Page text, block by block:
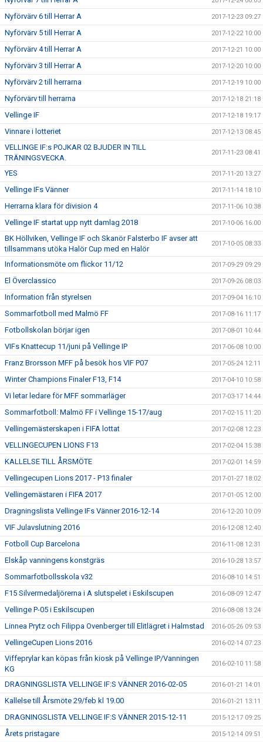
Nyförvärv 6 till Herrar A 2017-12-23 09:27
Nyförvärv 5 till Herrar A 2017-12-22 10:00
Nyförvärv 4 till Herrar A 2017-12-21 10:00
Nyförvärv 3 till Herrar A 2017-12-20 10:00
Nyförvärv 2 till herrarna 2017-12-19 10:00
Nyförvärv till herrarna 2017-12-18 21:18
Vellinge IF 2017-12-18 19:17
Vinnare i lotteriet 2017-12-13 08:45
VELLINGE IF:s POJKAR 02 BJUDER IN TILL
TRÄNINGSVECKA.
2017-11-23 08:41
YES 2017-11-20 13:27
Vellinge IFs Vänner 2017-11-14 18:10
Herrarna klara för division 4 2017-11-06 10:38
Vellinge IF startat upp nytt damlag 2018 2017-10-06 16:00
BK Höllviken, Vellinge IF och Skanör Falsterbo IF avser att
tillsammans utöka Halör Cup med en Halör
2017-10-05 08:33
Informationsmöte om flickor 11/12 2017-09-29 09:29
El Överclassico 2017-09-26 08:03
Information från styrelsen 2017-09-04 16:10
Sommarfotboll med Malmö FF 2017-08-16 11:17
Fotbollskolan börjar igen 2017-08-01 10:44
VIFs Knattecup 11/juni på Vellinge IP 2017-06-08 10:00
Franz Brorsson MFF på besök hos VIF P07 2017-05-24 12:11
Winter Champions Finaler F13, F14 2017-04-10 10:58
Vi letar ledare för MFF sommarläger 2017-03-17 14:44
Sommarfotboll: Malmö FF i Vellinge 15-17/aug 2017-02-15 11:20
Vellingemästerskapen i FIFA lottat 2017-02-08 12:23
VELLINGECUPEN LIONS F13 2017-02-04 15:38
KALLELSE TILL ÅRSMÖTE 2017-02-01 14:59
Vellingecupen Lions 2017 - P13 finaler 2017-01-27 18:02
Vellingemästaren i FIFA 2017 2017-01-05 12:00
Dragningslista Vellinge IFs Vänner 2016-12-14 2016-12-20 10:09
VIF Julavslutning 2016 2016-12-08 12:40
Fotboll Cup Barcelona 2016-11-08 12:31
Elskåp vanningens konstgräs 2016-10-28 13:57
Sommarfotbollsskola v32 2016-08-10 14:51
F15 Silvermedaljörerna i A slutspelet i Eskilscupen 2016-08-09 12:47
Vellinge P-05 i Eskilscupen 2016-08-08 13:24
Linnea Prytz och Filippa Ovenberger till Elitlägret i Halmstad 2016-05-26 09:53
VellingeCupen Lions 2016 2016-02-14 07:23
Viffeprylar kan köpas från kiosk på Vellinge IP/Vanningen
KG
2016-02-10 11:58
DRAGNINGSLISTA VELLINGE IF:S VÄNNER 2016-02-05 2016-01-21 14:01
Kallelse till Årsmöte 29/feb kl 19.00 2016-01-21 13:11
DRAGNINGSLISTA VELLINGE IF:S VÄNNER 2015-12-11 2015-12-17 09:25
Årets pristagare 2015-12-14 09:51